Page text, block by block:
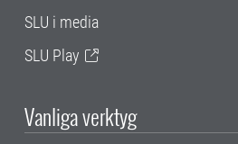
SLU i media
SLU Play
Vanliga verktyg